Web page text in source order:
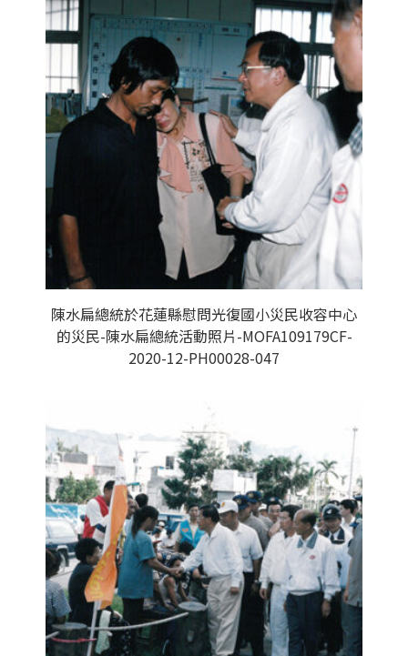
陳水扁總統於花蓮縣慰問光復國小災民收容中心
的災民-陳水扁總統活動照片-MOFA109179CF-
2020-12-PH00028-047